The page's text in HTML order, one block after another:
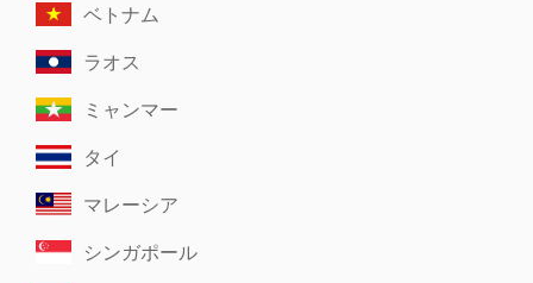
ベトナム
ラオス
ミャンマー
タイ
マレーシア
シンガポール